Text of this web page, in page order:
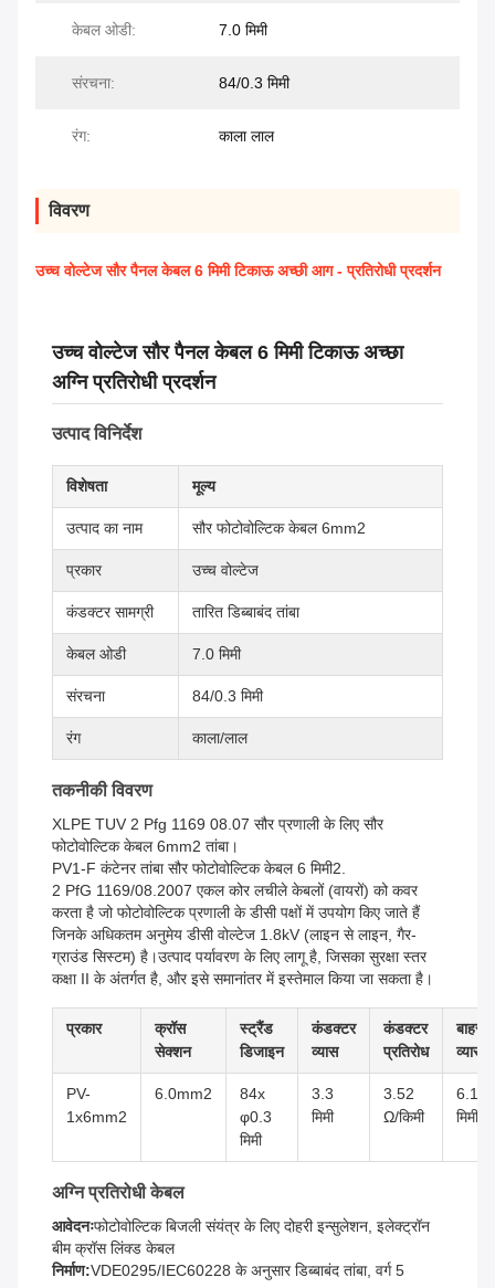
केबल ओडी: 7.0 मिमी
संरचना: 84/0.3 मिमी
रंग: काला लाल
विवरण
उच्च वोल्टेज सौर पैनल केबल 6 मिमी टिकाऊ अच्छी आग - प्रतिरोधी प्रदर्शन
उच्च वोल्टेज सौर पैनल केबल 6 मिमी टिकाऊ अच्छा
अग्नि प्रतिरोधी प्रदर्शन
उत्पाद विनिर्देश
विशेषता मूल्य
उत्पाद का नाम सौर फोटोवोल्टिक केबल 6mm2
प्रकार उच्च वोल्टेज
कंडक्टर सामग्री तारित डिब्बाबंद तांबा
केबल ओडी 7.0 मिमी
संरचना 84/0.3 मिमी
रंग काला/लाल
तकनीकी विवरण
XLPE TUV 2 Pfg 1169 08.07 सौर प्रणाली के लिए सौर
फोटोवोल्टिक केबल 6mm2 तांबा।
PV1-F कंटेनर तांबा सौर फोटोवोल्टिक केबल 6 मिमी2.
2 PfG 1169/08.2007 एकल कोर लचीले केबलों (वायरों) को कवर
करता है जो फोटोवोल्टिक प्रणाली के डीसी पक्षों में उपयोग किए जाते हैं
जिनके अधिकतम अनुमेय डीसी वोल्टेज 1.8kV (लाइन से लाइन, गैर-
ग्राउंड सिस्टम) है।उत्पाद पर्यावरण के लिए लागू है, जिसका सुरक्षा स्तर
कक्षा II के अंतर्गत है, और इसे समानांतर में इस्तेमाल किया जा सकता है।
प्रकार
क्रॉस
सेक्शन
स्ट्रैंड
डिजाइन
कंडक्टर
व्यास
कंडक्टर
प्रतिरोध
बाहरी
व्यास
PV-
1x6mm2
6.0mm2
84x
φ0.3
मिमी
3.3
मिमी
3.52
Ω/किमी
6.1
मिमी
अग्नि प्रतिरोधी केबल
आवेदनःफोटोवोल्टिक बिजली संयंत्र के लिए दोहरी इन्सुलेशन, इलेक्ट्रॉन
बीम क्रॉस लिंक्ड केबल
निर्माण:VDE0295/IEC60228 के अनुसार डिब्बाबंद तांबा, वर्ग 5